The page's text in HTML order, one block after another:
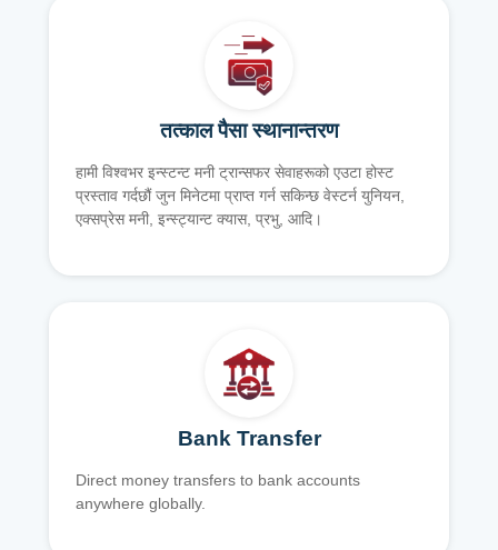
तत्काल पैसा स्थानान्तरण
हामी विश्वभर इन्स्टन्ट मनी ट्रान्सफर सेवाहरूको एउटा होस्ट
प्रस्ताव गर्दछौं जुन मिनेटमा प्राप्त गर्न सकिन्छ वेस्टर्न युनियन,
एक्सप्रेस मनी, इन्स्ट्यान्ट क्यास, प्रभु, आदि।
Bank Transfer
Direct money transfers to bank accounts
anywhere globally.